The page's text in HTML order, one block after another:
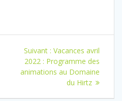
Suivant : Article
suivant
:
Vacances avril
2022 : Programme des
animations au Domaine
du Hirtz